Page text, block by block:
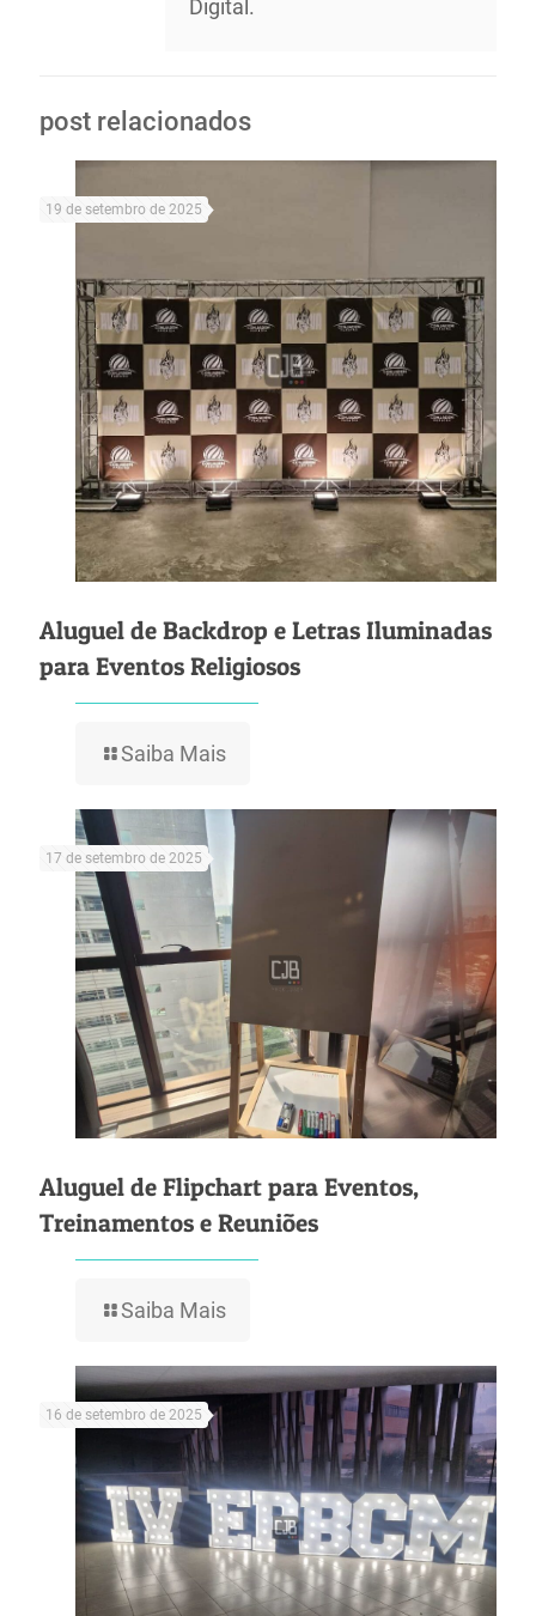
Digital.
post relacionados
19 de setembro de 2025
Aluguel de Backdrop e Letras Iluminadas
para Eventos Religiosos
Saiba Mais
17 de setembro de 2025
Aluguel de Flipchart para Eventos,
Treinamentos e Reuniões
Saiba Mais
16 de setembro de 2025